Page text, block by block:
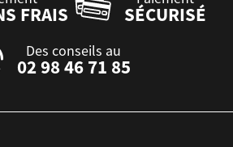
FRAIS SÉCURISÉ
Des conseils au
02 98 46 71 85